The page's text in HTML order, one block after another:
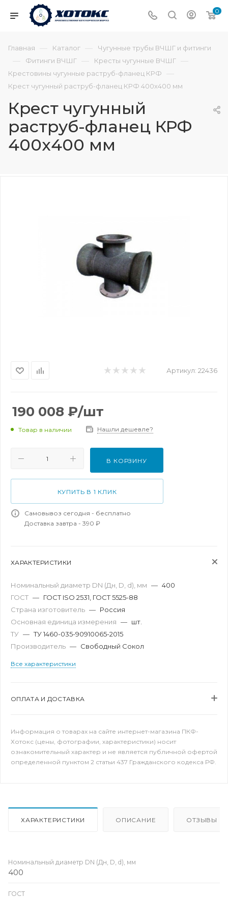
0
Главная — Каталог — Чугунные трубы ВЧШГ и фитинги
— Фитинги ВЧШГ — Кресты чугунные ВЧШГ —
Крестовины чугунные раструб-фланец КРФ —
Крест чугунный раструб-фланец КРФ 400х400 мм
Крест чугунный
раструб-фланец КРФ
400х400 мм
Артикул: 22436
190 008 ₽/шт
Товар в наличии Нашли дешевле?
В КОРЗИНУ
КУПИТЬ В 1 КЛИК
Самовывоз сегодня - бесплатно
Доставка завтра - 390 ₽
ХАРАКТЕРИСТИКИ
Номинальный диаметр DN (Дн, D, d), мм — 400
ГОСТ — ГОСТ ISO 2531, ГОСТ 5525-88
Страна изготовитель — Россия
Основная единица измерения — шт.
ТУ — ТУ 1460-035-90910065-2015
Производитель — Свободный Сокол
Все характеристики
ОПЛАТА И ДОСТАВКА
Информация о товарах на сайте интернет-магазина ПКФ-
Хотокс (цены, фотографии, характеристики) носит
ознакомительный характер и не является публичной офертой
определенной пунктом 2 статьи 437 Гражданского кодекса РФ.
ХАРАКТЕРИСТИКИ ОПИСАНИЕ ОТЗЫВЫ
Номинальный диаметр DN (Дн, D, d), мм
400
ГОСТ